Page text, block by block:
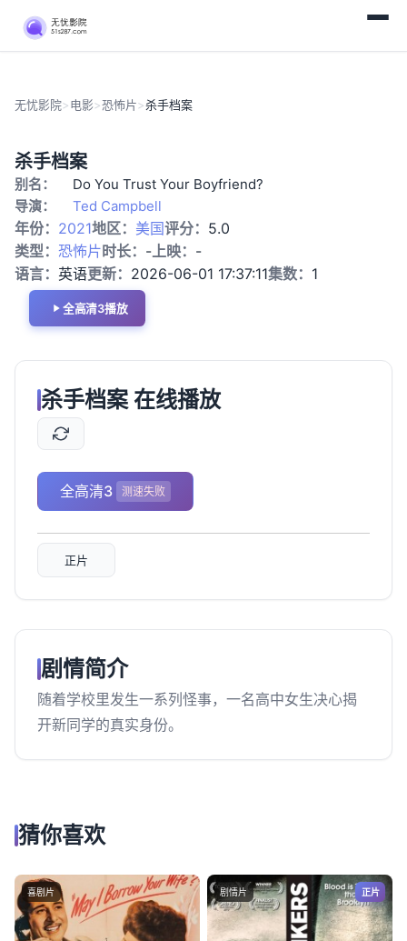
无忧影院>电影>恐怖片>杀手档案
片
杀手档案
别名：
Do You Trust Your Boyfriend?
导演：
Ted Campbell
年份： 2021地区： 美国评分： 5.0
类型： 恐怖片时长： -上映： -
语言： 英语更新： 2026-06-01 17:37:11集数： 1
全高清3播放
杀手档案 在线播放
全高清3 测速失败
正片
剧情简介
随着学校里发生一系列怪事，一名高中女生决心揭
开新同学的真实身份。
猜你喜欢
喜剧片 剧情片 正片